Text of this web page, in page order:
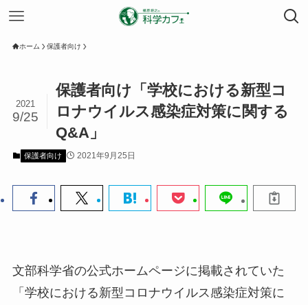
ホーム 保護者向け
保護者向け「学校における新型コ
ロナウイルス感染症対策に関する
Q&A」
2021
9/25
保護者向け 2021年9月25日
文部科学省の公式ホームページに掲載されていた
「学校における新型コロナウイルス感染症対策に